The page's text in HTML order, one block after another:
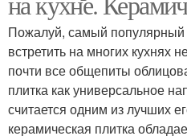
Пожалуй, самый
встретить на многих кухнях
почти все общепиты
плитка как универсальное
считается одним из лучших
керамическая плитка